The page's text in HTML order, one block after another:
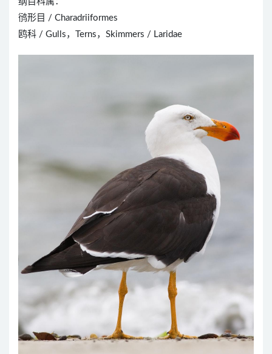
鸻形目 / Charadriiformes
鸥科 / Gulls，Terns，Skimmers / Laridae